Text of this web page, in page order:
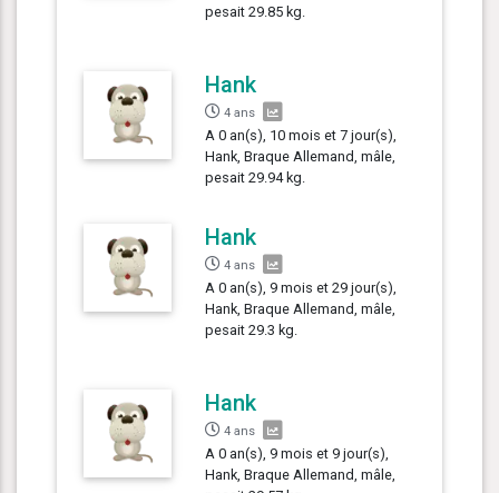
pesait 29.85 kg.
Hank
4 ans
A 0 an(s), 10 mois et 7 jour(s),
Hank, Braque Allemand, mâle,
pesait 29.94 kg.
Hank
4 ans
A 0 an(s), 9 mois et 29 jour(s),
Hank, Braque Allemand, mâle,
pesait 29.3 kg.
Hank
4 ans
A 0 an(s), 9 mois et 9 jour(s),
Hank, Braque Allemand, mâle,